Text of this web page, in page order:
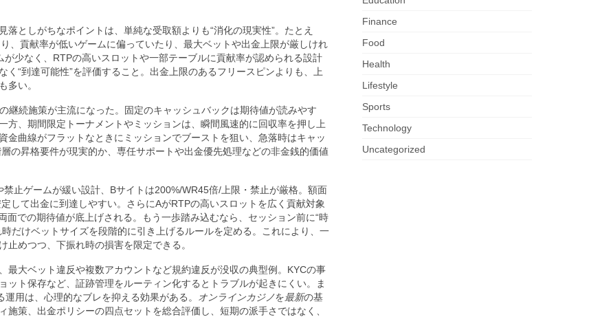
落としがちなポイントは、単純な受取額よりも“消化の現実性”。たとえ
、貢献率が低いゲームに偏っていたり、最大ベットや出金上限が厳しけれ
少なく、RTPの高いスロットや一部テーブルに貢献率が認められる設計
“到達可能性”を評価すること。出金上限のあるフリースピンよりも、上
多い。
継続施策が主流になった。固定のキャッシュバックは期待値が読みやす
方、期間限定トーナメントやミッションは、瞬間風速的に回収率を押し上
金曲線がフラットなときにミッションでブーストを狙い、急落時はキャッ
の昇格要件が現実的か、専任サポートや出金優先処理などの非金銭的価値
止ゲームが緩い設計、Bサイトは200%/WR45倍/上限・禁止が厳格。額面
して出金に到達しやすい。さらにAがRTPの高いスロットを広く貢献対象
での期待値が底上げされる。もう一歩踏み込むなら、セッション前に“時
だけベットサイズを段階的に引き上げるルールを定める。これにより、一
めつつ、下振れ時の損害を限定できる。
最大ベット違反や複数アカウントなど規約違反が没収の典型例。KYCの事
ト保存など、証跡管理をルーティン化するとトラブルが起きにくい。ま
用は、心理的なブレを抑える効果がある。
オンラインカジノを最新の基
策、出金ポリシーの四点セットを総合評価し、短期の派手さではなく、
Finance
Food
Health
Lifestyle
Sports
Technology
Uncategorized